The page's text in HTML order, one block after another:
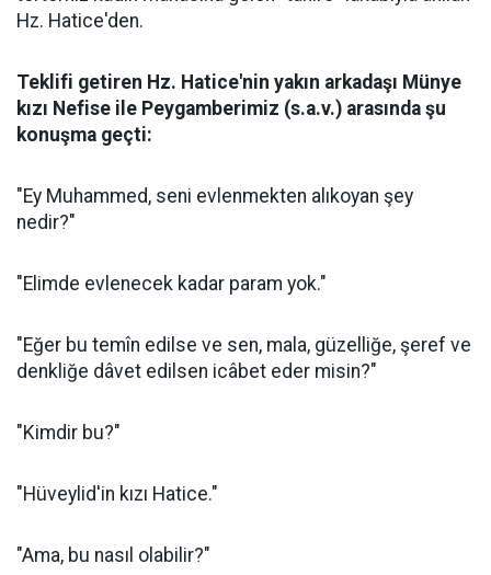
Hz. Hatice'den.
Teklifi getiren Hz. Hatice'nin yakın arkadaşı Münye
kızı Nefise ile Peygamberimiz (s.a.v.) arasında şu
konuşma geçti:
"Ey Muhammed, seni evlenmekten alıkoyan şey
nedir?"
"Elimde evlenecek kadar param yok."
"Eğer bu temîn edilse ve sen, mala, güzelliğe, şeref ve
denkliğe dâvet edilsen icâbet eder misin?"
"Kimdir bu?"
"Hüveylid'in kızı Hatice."
"Ama, bu nasıl olabilir?"